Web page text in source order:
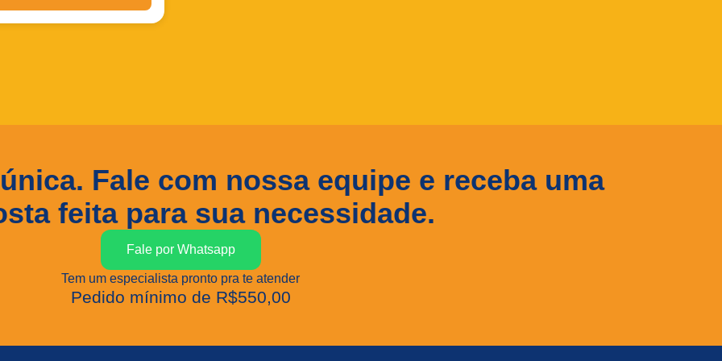
que exigem
equipamentos
sistemas eletrônicos
de baterias
Fale com nossa equipe e receba uma
feita para sua necessidade.
Fale por Whatsapp
Tem um especialista pronto pra te atender
Pedido mínimo de R$550,00